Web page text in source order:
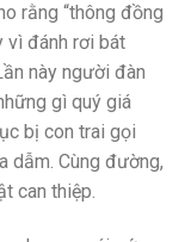
rằng “thông đồng
vì đánh rơi bát
này người đàn
gì quý giá
bị con trai gọi
dẫm. Cùng đường,
can thiệp.